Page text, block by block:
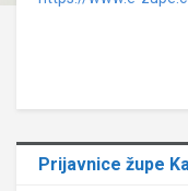
Prijavnice župe